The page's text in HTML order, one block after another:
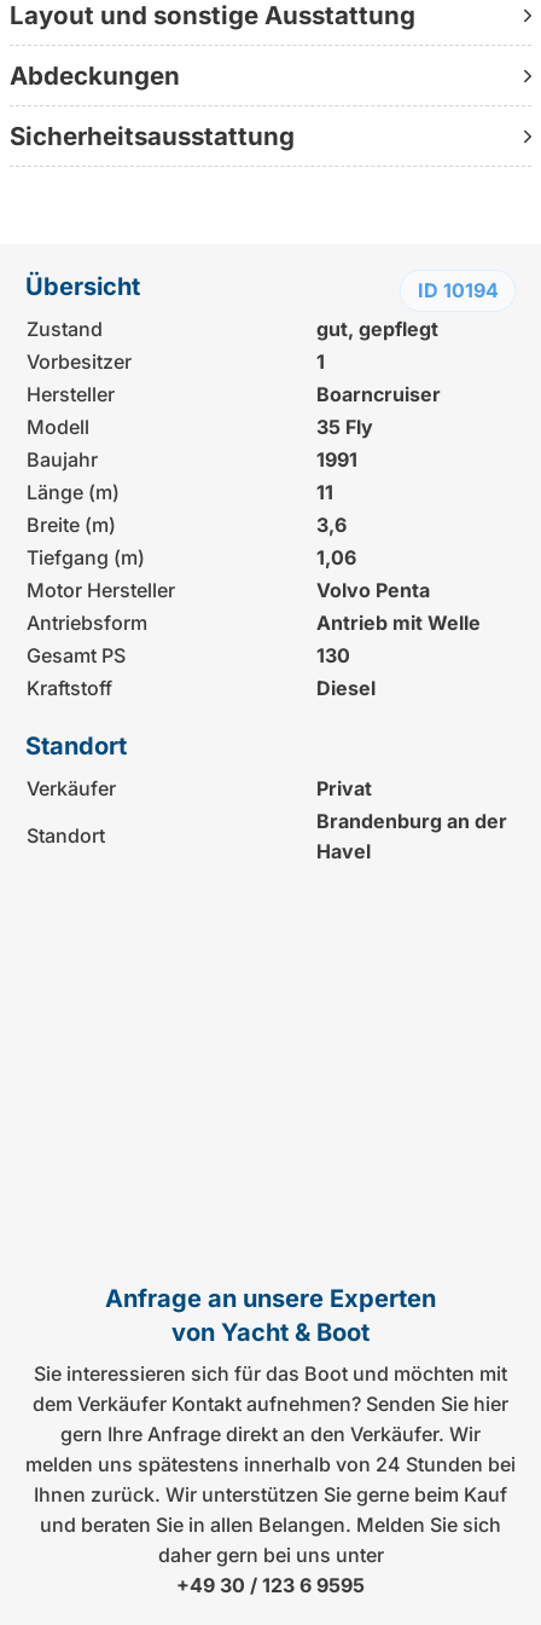
Kontaktieren Sie uns direkt unter +49 30 1236 9595
(persönlich erreichbar, ohne Warteschleife, direkt beim
Berater)
Weitere Informationen:
www.yachtundboot.de/a/10194
Layout und sonstige Ausstattung
Abdeckungen
Sicherheitsausstattung
Übersicht
ID 10194
Zustand
gut, gepflegt
Vorbesitzer
1
Hersteller
Boarncruiser
Modell
35 Fly
Baujahr
1991
Länge (m)
11
Breite (m)
3,6
Tiefgang (m)
1,06
Motor Hersteller
Volvo Penta
Antriebsform
Antrieb mit Welle
Gesamt PS
130
Kraftstoff
Diesel
Standort
Verkäufer
Privat
Standort
Brandenburg an der
Havel
Anfrage an unsere Experten
von Yacht & Boot
Sie interessieren sich für das Boot und möchten mit
dem Verkäufer Kontakt aufnehmen? Senden Sie hier
gern Ihre Anfrage direkt an den Verkäufer. Wir
melden uns spätestens innerhalb von 24 Stunden bei
Ihnen zurück. Wir unterstützen Sie gerne beim Kauf
und beraten Sie in allen Belangen. Melden Sie sich
daher gern bei uns unter
+49 30 / 123 6 9595